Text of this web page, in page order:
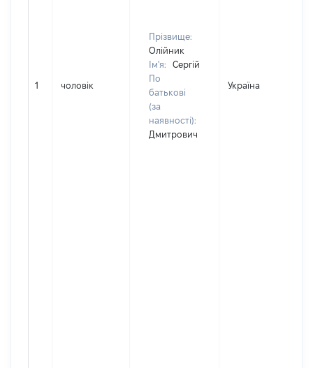
1 чоловік
Прізвище:
Олійник
Ім'я:
Сергій
По
батькові
(за
наявності):
Дмитрович
Україна